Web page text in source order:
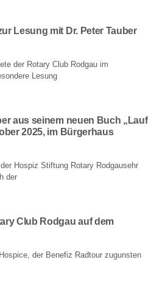
Lesung mit Dr. Peter Tauber
der Rotary Club Rodgau im
Lesung
aus seinem neuen Buch „Lauf
2025, im Bürgerhaus
Hospiz Stiftung Rotary Rodgausehr
der
Club Rodgau auf dem
der Benefiz Radtour zugunsten